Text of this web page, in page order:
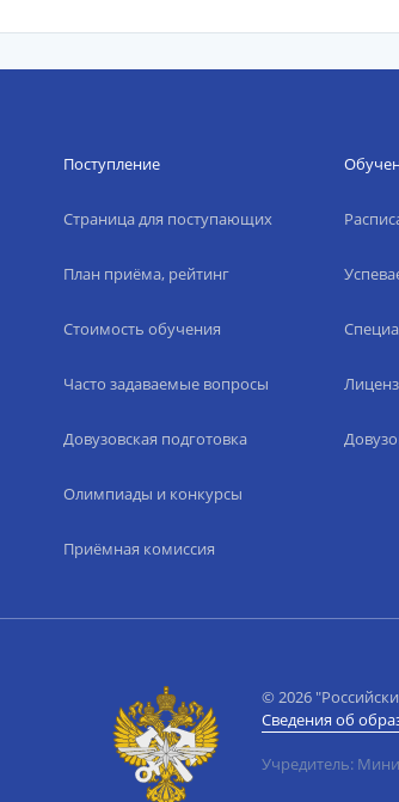
Поступление
Страница для поступающих
План приёма, рейтинг
Стоимость обучения
Часто задаваемые вопросы
Довузовская подготовка
Олимпиады и конкурсы
Приёмная комиссия
© 2026
Сведения об
Учредитель: